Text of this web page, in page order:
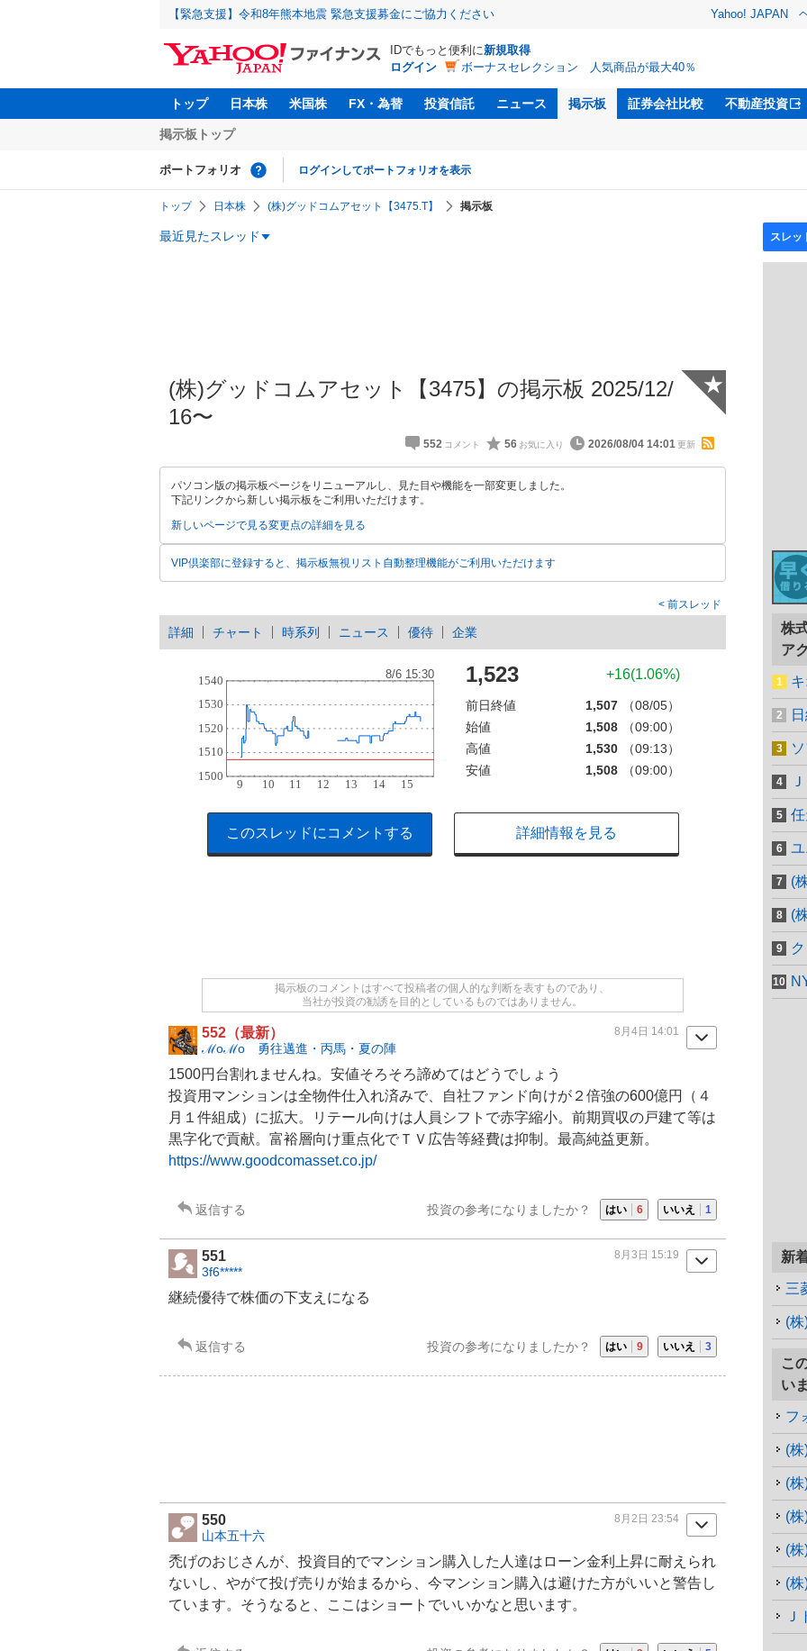
【緊急支援】令和8年熊本地震 緊急支援募金にご協力ください Yahoo! JAPAN
IDでもっと便利に新規取得
ログイン
ボーナスセレクション 人気商品が最大40％
トップ 日本株 米国株 FX・為替 投資信託 ニュース 掲示板 証券会社比較 不動産投資
掲示板トップ
ポートフォリオ ログインしてポートフォリオを表示
トップ 日本株 (株)グッドコムアセット【3475.T】 掲示板
最近見たスレッド
(株)グッドコムアセット【3475】の掲示板 2025/12/
16〜
552 56 2026/08/04 14:01
★
パソコン版の掲示板ページをリニューアルし、見た目や機能を一部変更しました。
下記リンクから新しい掲示板をご利用いただけます。
新しいページで見る変更点の詳細を見る
VIP倶楽部に登録すると、掲示板無視リスト自動整理機能がご利用いただけます
前スレッド
詳細 チャート 時系列 ニュース 優待 企業
1,523 +16(1.06%)
前日終値 1,507
（08/05）
始値
1,508
（09:00）
高値
1,530
（09:13）
安値
1,508 （09:00）
このスレッドにコメントする 詳細情報を見る
掲示板のコメントはすべて投稿者の個人的な判断を表すものであり、
当社が投資の勧誘を目的としているものではありません。
552（最新）
ℳoℳo 勇往邁進・丙馬・夏の陣
8月4日 14:01
1500円台割れませんね。安値そろそろ諦めてはどうでしょう
投資用 マンションは全物件仕入れ済みで、自社ファンド向けが２倍強の600億円（４
月１件組成）に拡大。リテール向けは人員シフトで赤字縮小。前期買収の戸建て等は
黒字化で貢献。富裕層向け重点化でＴＶ広告等経費は抑制。最高純益更新。
https://www.goodcomasset.co.jp/
返信する 投資の参考になりましたか？ はい 6 いいえ 1
551
3f6*****
8月3日 15:19
継続優待で株価の下支えになる
返信する 投資の参考になりましたか？ はい 9 いいえ 3
550
山本五十六
8月2日 23:54
禿げのおじさんが、投資目的でマンション購入した人達はローン金利上昇に耐えられ
ないし、やがて投げ売りが始まるから、今マンション購入は避けた方がいいと警告し
ています。そうなると、ここはショートでいいかなと思います。
株
ア
(
(
新
三
(株
こ
い
フ
(
(
(
(